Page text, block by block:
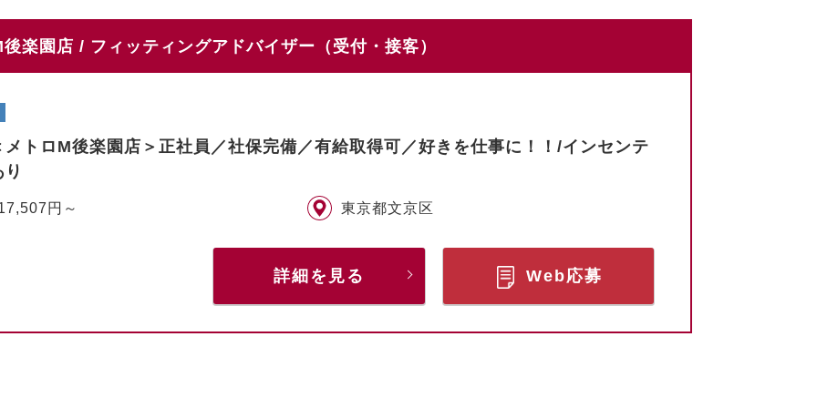
楽園店 / フィッティングアドバイザー（受付・接客）
トロM後楽園店＞正社員／社保完備／有給取得可／好きを仕事に！！/インセンテ
円～ 東京都文京区
詳細を見る Web応募